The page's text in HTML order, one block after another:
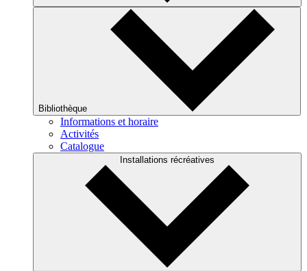
Bibliothèque
Informations et horaire
Activités
Catalogue
Installations récréatives